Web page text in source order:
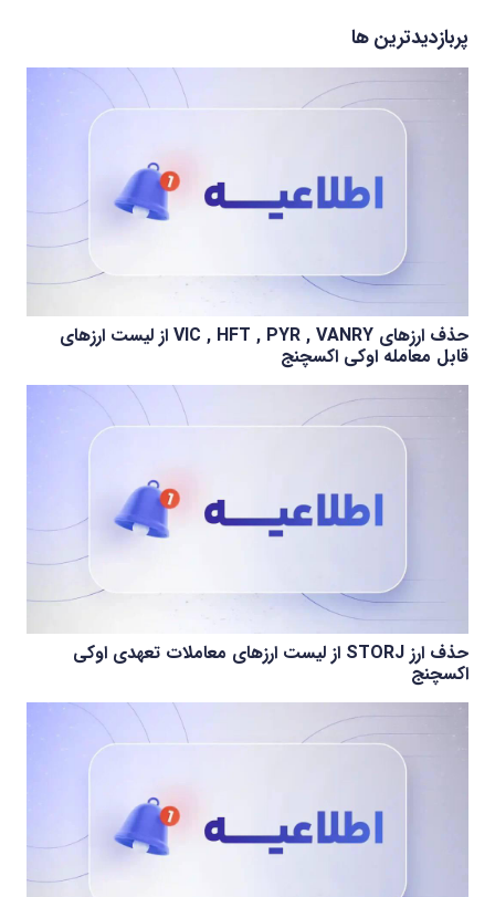
پربازدیدترین ها
حذف ارزهای VIC , HFT , PYR , VANRY از لیست ارزهای
قابل معامله اوکی اکسچنج
حذف ارز STORJ از لیست ارزهای معاملات تعهدی اوکی
اکسچنج